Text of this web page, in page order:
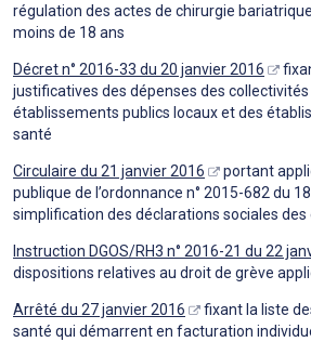
régulation des actes de chirurgie
moins de 18 ans
Décret n° 2016-33 du 20 janvier 2016
justificatives des dépenses des
établissements publics locaux et des
santé
Circulaire du 21 janvier 2016
portant
publique de l’ordonnance n° 2015-682 du
simplification des déclarations sociales des
Instruction DGOS/RH3 n° 2016-21 du 22
dispositions relatives au droit de grève
Arrêté du 27 janvier 2016
fixant la liste
santé qui démarrent en facturation